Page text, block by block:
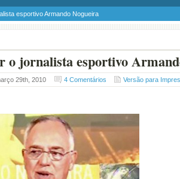
esportivo Armando Nogueira
o jornalista esportivo
29th, 2010 4 Comentários Versão para